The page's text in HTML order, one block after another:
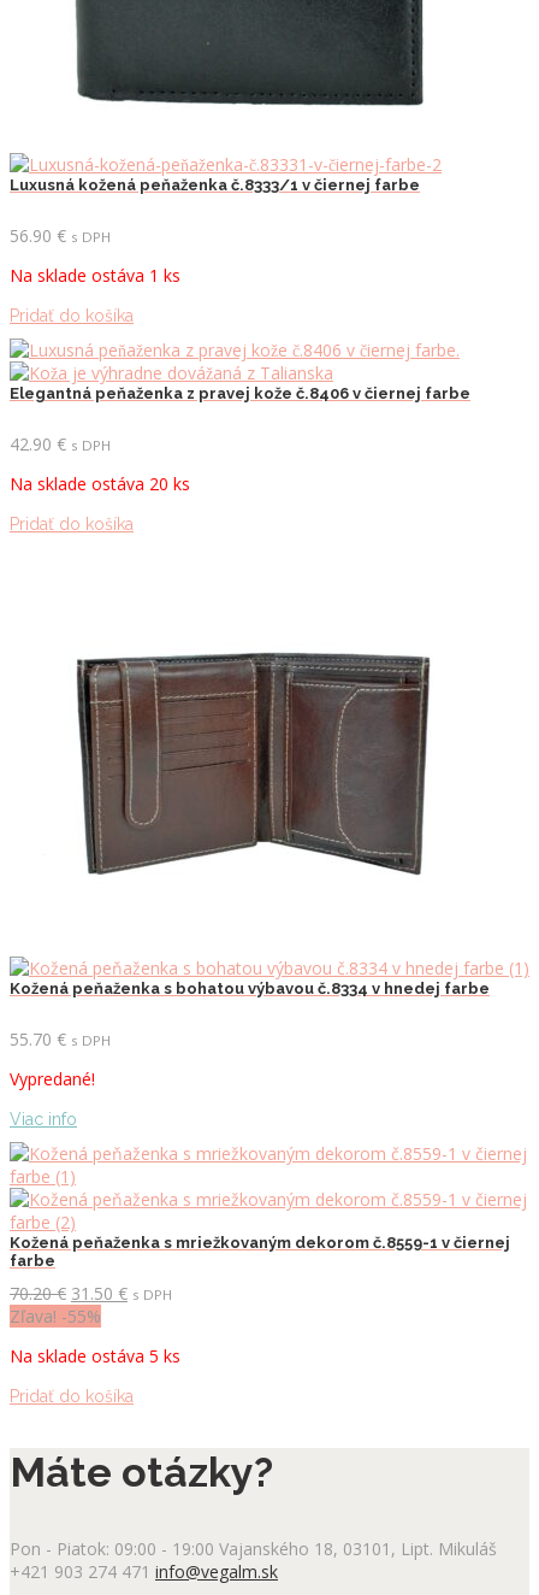
Luxusná kožená peňaženka č.8333/1 v čiernej farbe
56.90 € s DPH
Na sklade ostáva 1 ks
Pridať do košíka
Elegantná peňaženka z pravej kože č.8406 v čiernej farbe
42.90 € s DPH
Na sklade ostáva 20 ks
Pridať do košíka
Kožená peňaženka s bohatou výbavou č.8334 v hnedej farbe
55.70 € s DPH
Vypredané!
Viac info
Kožená peňaženka s mriežkovaným dekorom č.8559-1 v čiernej
farbe
70.20€ Pôvodná
cena
70.20 €.
31.50 €Aktuálna
31.50 €.
s DPH
Zľava! -55%
Na sklade ostáva 5 ks
Pridať do košíka
Máte otázky?
Pon - Piatok: 09:00 - 19:00 Vajanského 18, 03101, Lipt. Mikuláš
+421 903 274 471 info@vegalm.sk